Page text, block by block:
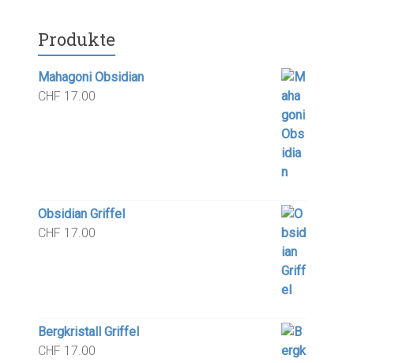
Produkte
Mahagoni Obsidian
CHF 17.00
Obsidian Griffel
CHF 17.00
Bergkristall Griffel
CHF 17.00